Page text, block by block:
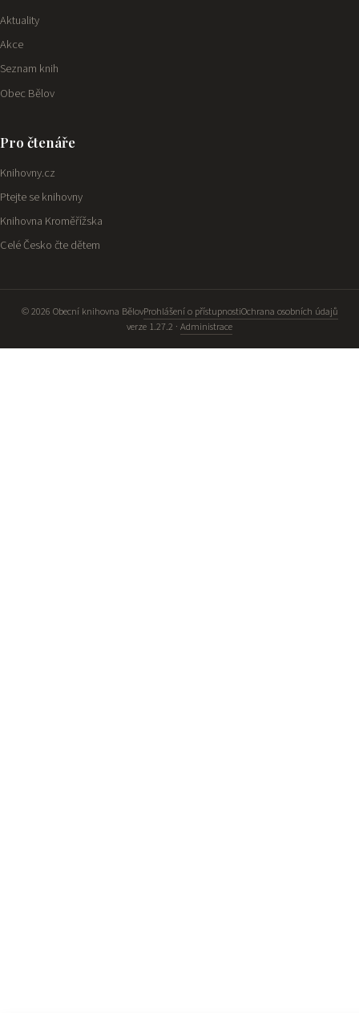
Aktuality
Akce
Seznam knih
Obec Bělov
Pro čtenáře
Knihovny.cz
Ptejte se knihovny
Knihovna Kroměřížska
Celé Česko čte dětem
© 2026 Obecní knihovna BělovProhlášení o přístupnostiOchrana osobních údajů
verze 1.27.2 · Administrace